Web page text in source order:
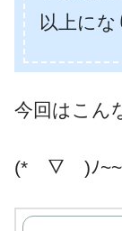
以上にな
今回はこん
(*￣▽￣)ﾉ~~